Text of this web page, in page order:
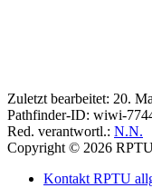
Zuletzt bearbeitet: 20.
Pathfinder-ID: wiwi-
Red. verantwortl.: N.N.
Copyright © 2026
Kontakt RPTU